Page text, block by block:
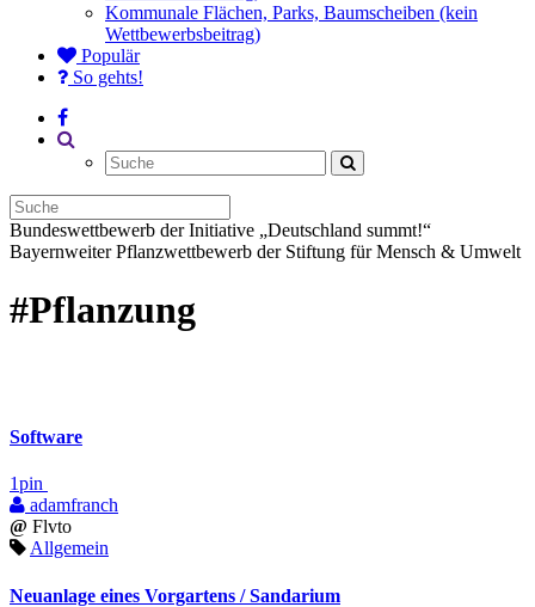
Kommunale Flächen, Parks, Baumscheiben (kein
Wettbewerbsbeitrag)
Populär
So gehts!
Bundeswettbewerb der Initiative „Deutschland summt!“
Bayernweiter Pflanzwettbewerb der Stiftung für Mensch & Umwelt
#Pflanzung
Software
1pin
adamfranch
@ Flvto
Allgemein
Neuanlage eines Vorgartens / Sandarium